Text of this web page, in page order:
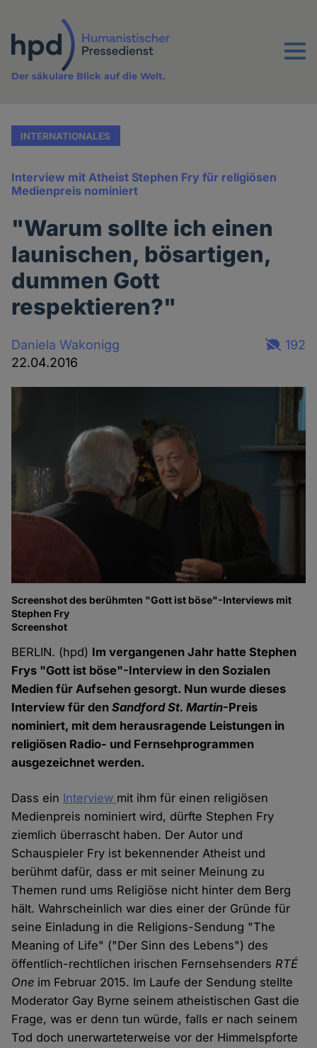
Inhalt
Menu
Der säkulare Blick auf die Welt.
INTERNATIONALES
Interview mit Atheist Stephen Fry für religiösen
Medienpreis nominiert
"Warum sollte ich einen
launischen, bösartigen,
dummen Gott
respektieren?"
Daniela Wakonigg
22.04.2016
192
Screenshot des berühmten "Gott ist böse"-Interviews mit
Stephen Fry
Screenshot
BERLIN. (hpd) Im vergangenen Jahr hatte Stephen
Frys "Gott ist böse"-Interview in den Sozialen
Medien für Aufsehen gesorgt. Nun wurde dieses
Interview für denSandford St. Martin-Preis
nominiert, mit dem herausragende Leistungen in
religiösen Radio- und Fernsehprogrammen
ausgezeichnet werden.
Dass ein Interview mit ihm für einen religiösen
Medienpreis nominiert wird, dürfte Stephen Fry
ziemlich überrascht haben. Der Autor und
Schauspieler Fry ist bekennender Atheist und
berühmt dafür, dass er mit seiner Meinung zu
Themen rund ums Religiöse nicht hinter dem Berg
hält. Wahrscheinlich war dies einer der Gründe für
seine Einladung in die Religions-Sendung "The
Meaning of Life" ("Der Sinn des Lebens") des
öffentlich-rechtlichen irischen FernsehsendersRTÉ
One im Februar 2015. Im Laufe der Sendung stellte
Moderator Gay Byrne seinem atheistischen Gast die
Frage, was er denn tun würde, falls er nach seinem
Tod doch unerwarteterweise vor der Himmelspforte